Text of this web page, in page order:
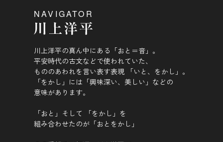
NAVIGATOR
川上洋平の真ん中にある「おと＝音」。
平安時代の古文などで使われていた、
もののあわれを言い表す表現 「いと、をかし」。
「をかし」には「興味深い、美しい」などの
意味があります。
「おと」そして 「をかし」を
組み合わせたのが「おとをかし」